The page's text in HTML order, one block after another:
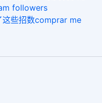
followers
这些招数comprar me